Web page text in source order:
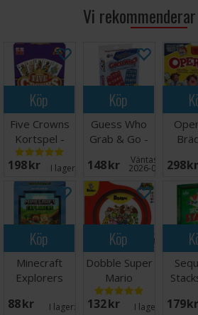
Antal spelare: 2-4
Speltid: 20 minuter
Språk: Svenska
Vi
Köp
Five Crowns
Kortspel -
2025
198 SEK I lager: 20+
Köp
Guess Who
Grab & Go -
Reseutgåva
148 SEK Väntas in:
2026-08-26298
Köp
Minecraft
Explorers
88 SEK I lager:
Köp
Dobble Super
Mario
Brädspel
132 SEK I lager: 179